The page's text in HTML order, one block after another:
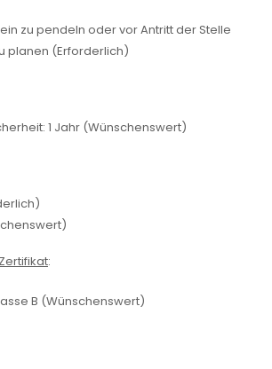
zu pendeln oder vor Antritt der Stelle
planen (Erforderlich)
1 Jahr (Wünschenswert)
:
B (Wünschenswert)